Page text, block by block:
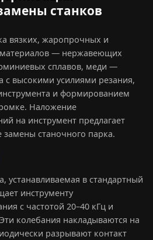
станков
вязких, жаропрочных и
— нержавеющих
сплавов, меди —
с высокими усилиями резания,
и формированием
Наложение
на инструмент предлагает
станочного парка.
устанавливаемая в стандартный
инструменту
с частотой 20–40 кГц и
колебания накладываются на
разрывают контакт